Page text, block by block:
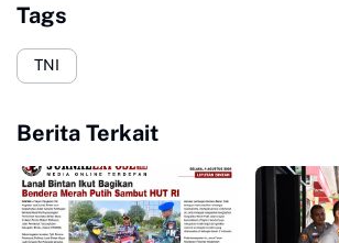
Tags
TNI
Berita Terkait